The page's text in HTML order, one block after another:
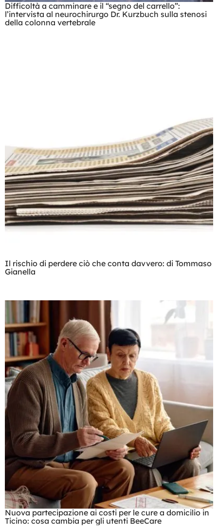
Difficoltà a camminare e il “segno del carrello”:
l’intervista al neurochirurgo Dr. Kurzbuch sulla stenosi
della colonna vertebrale
Il rischio di perdere ciò che conta davvero: di Tommaso
Gianella
Nuova partecipazione ai costi per le cure a domicilio in
Ticino: cosa cambia per gli utenti BeeCare